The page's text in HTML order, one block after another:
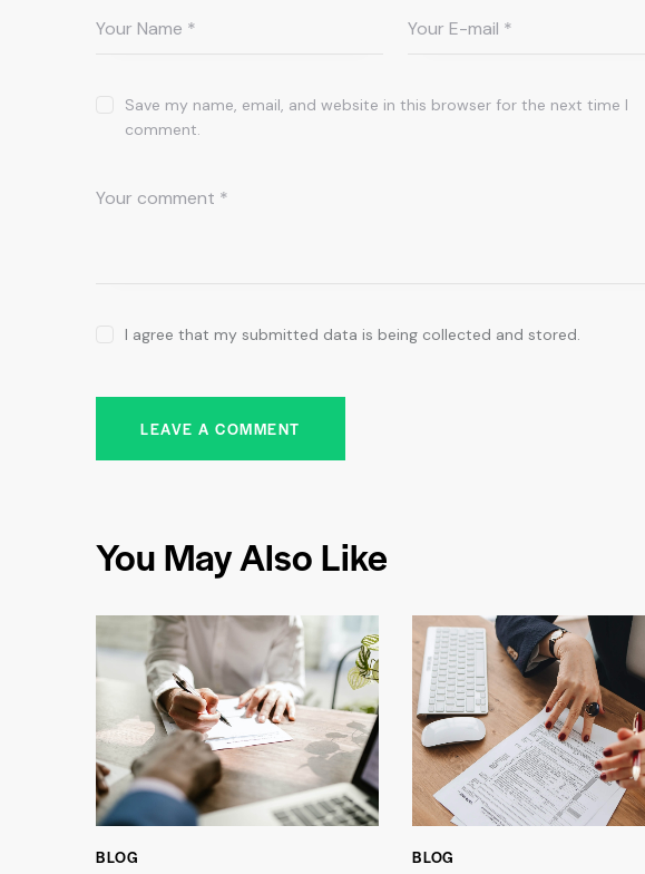
Save my name, email, and website in this browser for the next time I
comment.
I agree that my submitted data is being collected and stored.
You May Also Like
BLOG BLOG